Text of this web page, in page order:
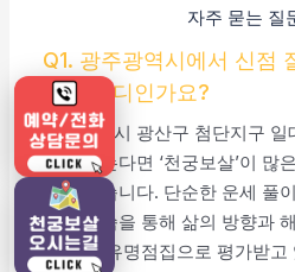
자주 묻는 질
Q1. 광주광역시에서 신점
곳은 어디인가요?
광주광역시 광산구 첨단지구
곳을 찾는다면 ‘천궁보살’이 많
타고 있습니다. 단순한 운세 풀
님의 말씀을 통해 삶의 방향과
어 광주 유명점집으로 평가받고